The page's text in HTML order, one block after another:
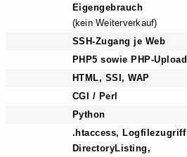
Eigengebrauch
(kein Weiterverkauf)
SSH-Zugang je Web
PHP5 sowie PHP-Upload
HTML, SSI, WAP
CGI / Perl
Python
.htaccess, Logfilezugriff
DirectoryListing,